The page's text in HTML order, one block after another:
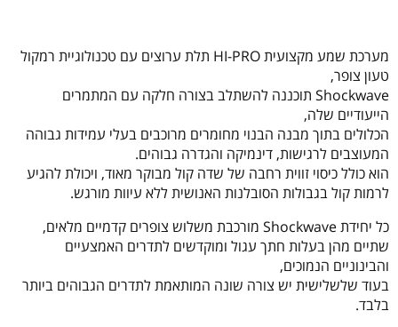
מערכת שמע מקצועית HI-PRO תלת ערוצים עם טכנולוגיית רמקול
טעון צופר,
Shockwave תוכננה להשתלב בצורה חלקה עם המתמרים
הייעודיים שלה,
הכלולים בתוך מבנה הבנוי מחומרים מרוכבים בעלי עמידות גבוהה
המעוצבים לרגישות, דינמיקה והגדרה גבוהים.
הוא כולל כיסוי זווית רחבה של שדה קול מבוקר מאוד, ויכולת להגיע
לרמות קול בגבולות הסובלנות האנושית ללא עיוות מורגש.
כל יחידת Shockwave מורכבת משלוש צופרים קדמיים מלאים,
שתיים מהן בעלות חתך עגול ומוקדשים לתדרים האמצעיים
והבינוניים הנמוכים,
בעוד שלשלישית יש צורה שונה המותאמת לתדרים הגבוהים ביותר
בלבד.